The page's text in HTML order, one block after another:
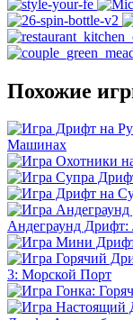
Похожие
Машинах
Андеграунд
3: Морской Порт